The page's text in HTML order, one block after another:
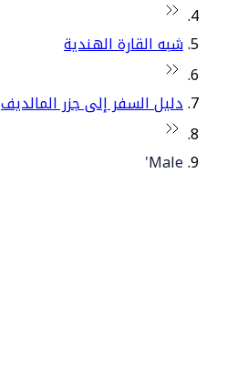
شبه القارة الهندية
دليل السفر إلى جزر المالديف
Male'